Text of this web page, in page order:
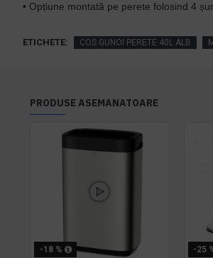
• Opțiune montată pe perete folosind 4
ETICHETE: COS GUNOI PERETE 40L ALB
PRODUSE ASEMANATOARE
-18 % -25